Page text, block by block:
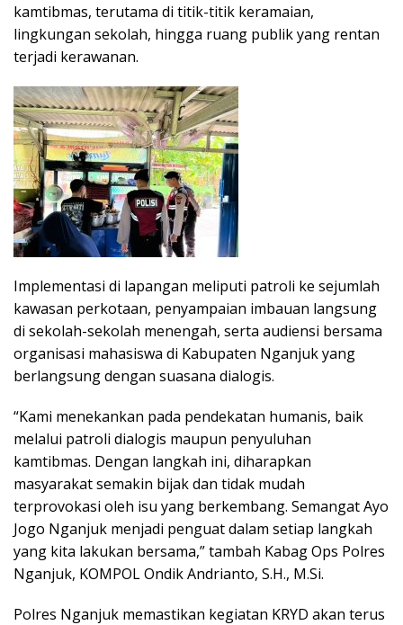
kamtibmas, terutama di titik-titik keramaian,
lingkungan sekolah, hingga ruang publik yang rentan
terjadi kerawanan.
Implementasi di lapangan meliputi patroli ke sejumlah
kawasan perkotaan, penyampaian imbauan langsung
di sekolah-sekolah menengah, serta audiensi bersama
organisasi mahasiswa di Kabupaten Nganjuk yang
berlangsung dengan suasana dialogis.
“Kami menekankan pada pendekatan humanis, baik
melalui patroli dialogis maupun penyuluhan
kamtibmas. Dengan langkah ini, diharapkan
masyarakat semakin bijak dan tidak mudah
terprovokasi oleh isu yang berkembang. Semangat Ayo
Jogo Nganjuk menjadi penguat dalam setiap langkah
yang kita lakukan bersama,” tambah Kabag Ops Polres
Nganjuk, KOMPOL Ondik Andrianto, S.H., M.Si.
Polres Nganjuk memastikan kegiatan KRYD akan terus